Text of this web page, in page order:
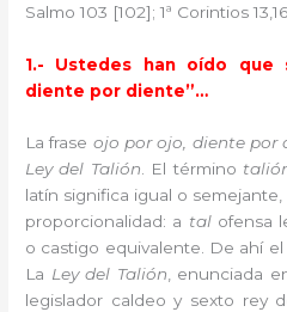
Salmo 103 [102]; 1ª Corintios
1.- Ustedes han oído
diente por diente”…
La frase ojo por ojo, diente por
Ley del Talión. El término
latín significa igual o
proporcionalidad: a talofensa
o castigo equivalente. De ahí
La Ley del Talión, enunciada
legislador caldeo y sexto rey